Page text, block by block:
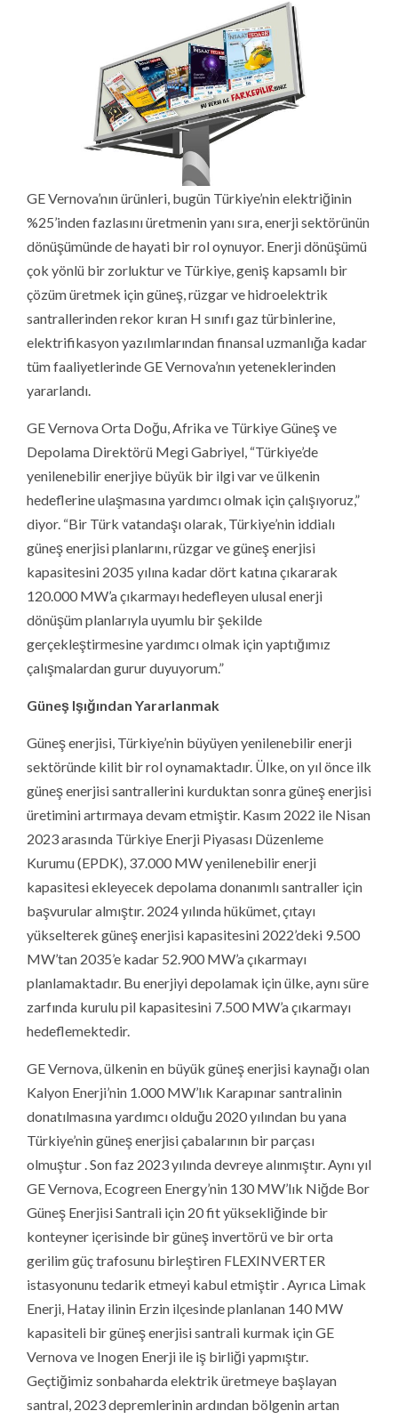
GE Vernova’nın ürünleri, bugün Türkiye’nin elektriğinin
%25’inden fazlasını üretmenin yanı sıra, enerji sektörünün
dönüşümünde de hayati bir rol oynuyor. Enerji dönüşümü
çok yönlü bir zorluktur ve Türkiye, geniş kapsamlı bir
çözüm üretmek için güneş, rüzgar ve hidroelektrik
santrallerinden rekor kıran H sınıfı gaz türbinlerine,
elektrifikasyon yazılımlarından finansal uzmanlığa kadar
tüm faaliyetlerinde GE Vernova’nın yeteneklerinden
yararlandı.
GE Vernova Orta Doğu, Afrika ve Türkiye Güneş ve
Depolama Direktörü Megi Gabriyel, “Türkiye’de
yenilenebilir enerjiye büyük bir ilgi var ve ülkenin
hedeflerine ulaşmasına yardımcı olmak için çalışıyoruz,”
diyor. “Bir Türk vatandaşı olarak, Türkiye’nin iddialı
güneş enerjisi planlarını, rüzgar ve güneş enerjisi
kapasitesini 2035 yılına kadar dört katına çıkararak
120.000 MW’a çıkarmayı hedefleyen ulusal enerji
dönüşüm planlarıyla uyumlu bir şekilde
gerçekleştirmesine yardımcı olmak için yaptığımız
çalışmalardan gurur duyuyorum.”
Güneş Işığından Yararlanmak
Güneş enerjisi, Türkiye’nin büyüyen yenilenebilir enerji
sektöründe kilit bir rol oynamaktadır. Ülke, on yıl önce ilk
güneş enerjisi santrallerini kurduktan sonra güneş enerjisi
üretimini artırmaya devam etmiştir. Kasım 2022 ile Nisan
2023 arasında Türkiye Enerji Piyasası Düzenleme
Kurumu (EPDK), 37.000 MW yenilenebilir enerji
kapasitesi ekleyecek depolama donanımlı santraller için
başvurular almıştır. 2024 yılında hükümet, çıtayı
yükselterek güneş enerjisi kapasitesini 2022’deki 9.500
MW’tan 2035’e kadar 52.900 MW’a çıkarmayı
planlamaktadır. Bu enerjiyi depolamak için ülke, aynı süre
zarfında kurulu pil kapasitesini 7.500 MW’a çıkarmayı
hedeflemektedir.
GE Vernova, ülkenin en büyük güneş enerjisi kaynağı olan
Kalyon Enerji’nin 1.000 MW’lık Karapınar santralinin
donatılmasına yardımcı olduğu 2020 yılından bu yana
Türkiye’nin güneş enerjisi çabalarının bir parçası
olmuştur . Son faz 2023 yılında devreye alınmıştır. Aynı yıl
GE Vernova, Ecogreen Energy’nin 130 MW’lık Niğde Bor
Güneş Enerjisi Santrali için 20 fit yüksekliğinde bir
konteyner içerisinde bir güneş invertörü ve bir orta
gerilim güç trafosunu birleştiren FLEXINVERTER
istasyonunu tedarik etmeyi kabul etmiştir . Ayrıca Limak
Enerji, Hatay ilinin Erzin ilçesinde planlanan 140 MW
kapasiteli bir güneş enerjisi santrali kurmak için GE
Vernova ve Inogen Enerji ile iş birliği yapmıştır.
Geçtiğimiz sonbaharda elektrik üretmeye başlayan
santral, 2023 depremlerinin ardından bölgenin artan